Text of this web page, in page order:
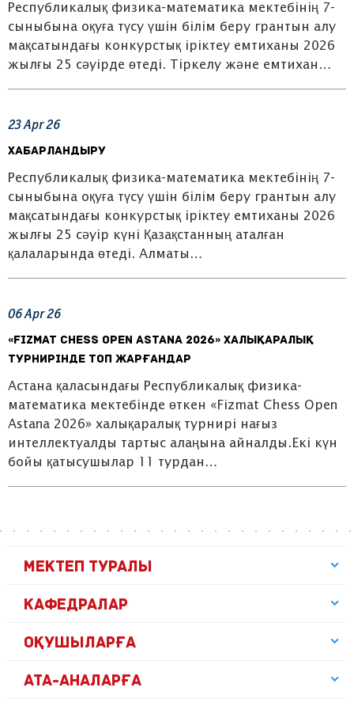
Республикалық физика-математика мектебінің 7-
сыныбына оқуға түсу үшін білім беру грантын алу
мақсатындағы конкурстық іріктеу емтиханы 2026
жылғы 25 сәуірде өтеді. Тіркелу және емтихан…
23Apr26
Хабарландыру
Республикалық физика-математика мектебінің 7-
сыныбына оқуға түсу үшін білім беру грантын алу
мақсатындағы конкурстық іріктеу емтиханы 2026
жылғы 25 сәуір күні Қазақстанның аталған
қалаларында өтеді. Алматы…
06Apr26
«Fizmat Chess Open Astana 2026» халықаралық
турнирінде топ жарғандар
Астана қаласындағы Республикалық физика-
математика мектебінде өткен «Fizmat Chess Open
Astana 2026» халықаралық турнирі нағыз
интеллектуалды тартыс алаңына айналды.Екі күн
бойы қатысушылар 11 турдан…
МЕКТЕП ТУРАЛЫ
КАФЕДРАЛАР
ОҚУШЫЛАРҒА
АТА-АНАЛАРҒА